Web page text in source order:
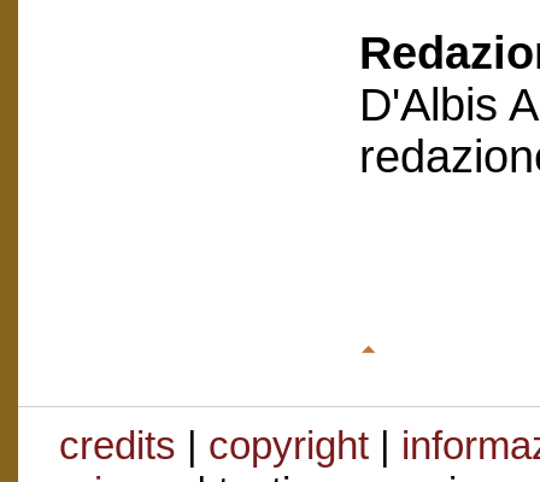
D'Albis
credits | copyright|